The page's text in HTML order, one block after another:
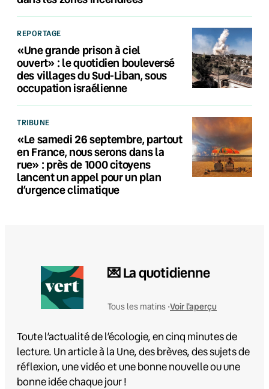
REPORTAGE
«Une grande prison à ciel
ouvert» : le quotidien bouleversé
des villages du Sud-Liban, sous
occupation israélienne
TRIBUNE
«Le samedi 26 septembre, partout
en France, nous serons dans la
rue» : près de 1000 citoyens
lancent un appel pour un plan
d’urgence climatique
💌 La quotidienne
Tous les matins •Voir l'aperçu
Toute l’actualité de l’écologie, en cinq minutes de
lecture. Un article à la Une, des brèves, des sujets de
réflexion, une vidéo et une bonne nouvelle ou une
bonne idée chaque jour !